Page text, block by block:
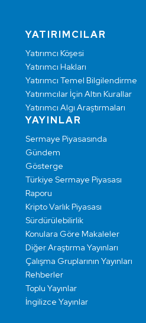
YATIRIMCILAR
Yatırımcı Köşesi
Yatırımcı Hakları
Yatırımcı Temel Bilgilendirme
Yatırımcılar İçin Altın Kurallar
Yatırımcı Algı Araştırmaları
YAYINLAR
Sermaye Piyasasında
Gündem
Gösterge
Türkiye Sermaye Piyasası
Raporu
Kripto Varlık Piyasası
Sürdürülebilirlik
Konulara Göre Makaleler
Diğer Araştırma Yayınları
Çalışma Gruplarının Yayınları
Rehberler
Toplu Yayınlar
İngilizce Yayınlar